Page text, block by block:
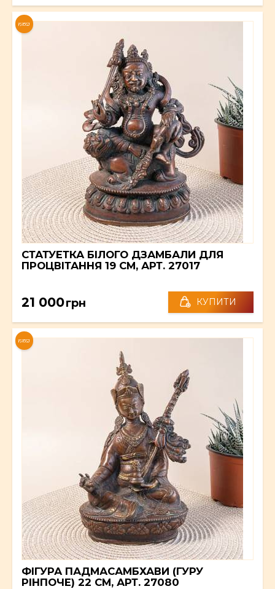
NEW
СТАТУЕТКА БІЛОГО ДЗАМБАЛИ ДЛЯ
ПРОЦВІТАННЯ 19 СМ, АРТ. 27017
21 000грн КУПИТИ
NEW
ФІГУРА ПАДМАСАМБХАВИ (ГУРУ
РІНПОЧЕ) 22 СМ, АРТ. 27080